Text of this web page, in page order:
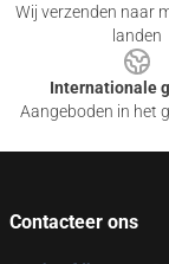
Wij verzenden naar
landen
Internationale
Aangeboden in het
Contacteer ons